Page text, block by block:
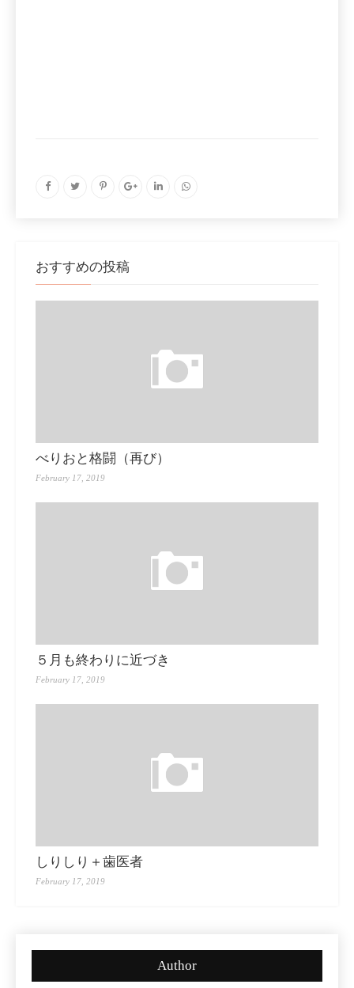
おすすめの投稿
べりおと格闘（再び）
February 17, 2019
５月も終わりに近づき
February 17, 2019
しりしり＋歯医者
February 17, 2019
Author